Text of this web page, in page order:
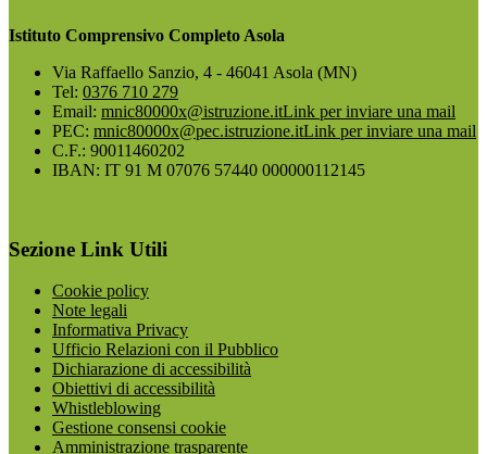
Istituto Comprensivo Completo Asola
Via Raffaello Sanzio, 4 - 46041 Asola (MN)
Tel: 0376 710 279
Email: mnic80000x@istruzione.itLink per inviare una mail
PEC: mnic80000x@pec.istruzione.itLink per inviare una mail
C.F.: 90011460202
IBAN: IT 91 M 07076 57440 000000112145
Sezione Link Utili
Cookie policy
Note legali
Informativa Privacy
Ufficio Relazioni con il Pubblico
Dichiarazione di accessibilità
Obiettivi di accessibilità
Whistleblowing
Gestione consensi cookie
Amministrazione trasparente